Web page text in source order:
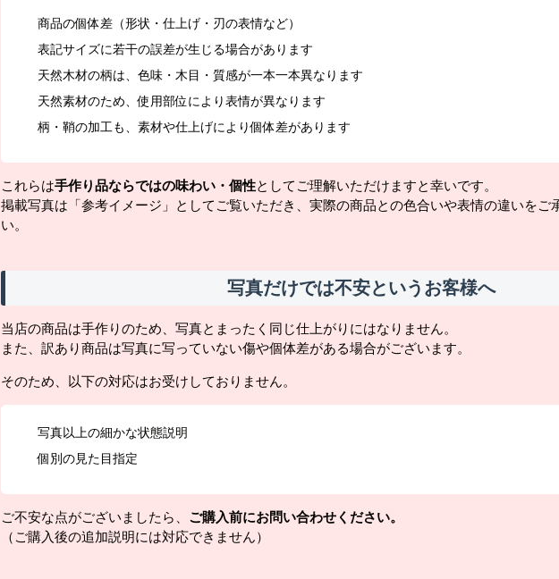
商品の個体差（形状・仕上げ・刃の表情など）
表記サイズに若干の誤差が生じる場合があります
天然木材の柄は、色味・木目・質感が一本一本異なります
天然素材のため、使用部位により表情が異なります
柄・鞘の加工も、素材や仕上げにより個体差があります
これらは手作り品ならではの味わい・個性としてご理解いただけますと幸いです。
掲載写真は「参考イメージ」としてご覧いただき、実際の商品との色合いや表情の違いをご
い。
写真だけでは不安というお客様へ
当店の商品は手作りのため、写真とまったく同じ仕上がりにはなりません。
また、訳あり商品は写真に写っていない傷や個体差がある場合がございます。
そのため、以下の対応はお受けしておりません。
写真以上の細かな状態説明
個別の見た目指定
ご不安な点がございましたら、 ご購入前にお問い合わせください。
（ご購入後の追加説明には対応できません）